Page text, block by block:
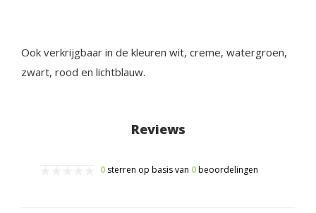
Ook verkrijgbaar in de kleuren wit, creme, watergroen,
zwart, rood en lichtblauw.
Reviews
0 sterren op basis van 0beoordelingen